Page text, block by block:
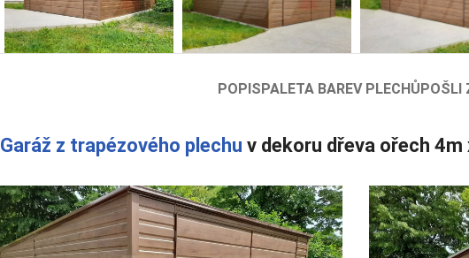
POPIS PALETA BAREV PLECHŮ POŠLI
Garáž z trapézového plechu v dekoru dřeva ořech 4m